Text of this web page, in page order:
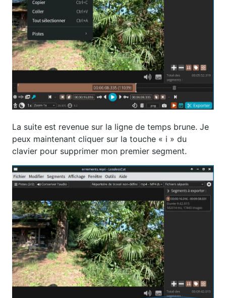
La suite est revenue sur la ligne de temps brune. Je
peux maintenant cliquer sur la touche « i » du
clavier pour supprimer mon premier segment.